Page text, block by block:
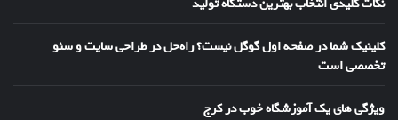
کلینیک شما در صفحه اول گوگل نیست؟ راه‌حل در طراحی سایت و سئو
تخصصی است
ویژگی های یک آموزشگاه خوب در کرج